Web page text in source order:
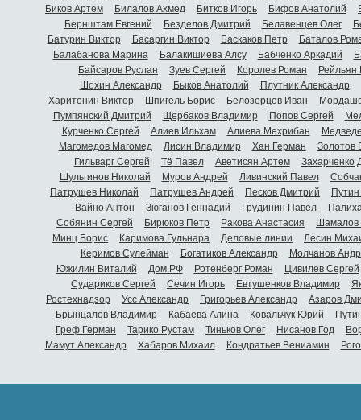
Биков Артем
Билалов Ахмед Битков Игорь Бифов Анатолий
Бернштам Евгений
Безделов Дмитрий Белавенцев Олег
Батурин Виктор
Басаргин Виктор Баскаков Петр
Баталов
Балабанова Марина
Балакишиева Алсу Бабченко Аркадий
Байсаров Руслан
Зуев Сергей Королев Роман
Шохин Александр
Быков Анатолий Плутник Александр
Харитонин Виктор
Шпигель Борис Белозерцев Иван
Пумпянский Дмитрий
Щербаков Владимир Попов Сергей
Курченко Сергей
Алиев Ильхам Алиева Мехрибан
Магомедов Магомед
Лисин Владимир Хан Герман
Золотов
Гильварг Сергей
Тё Павел Аветисян Артем
Захарченко
Шульгинов Николай
Муров Андрей Ливинский Павел
Патрушев Николай
Патрушев Андрей Песков Дмитрий
Вайно Антон
Зюганов Геннадий Грудинин Павел
Собянин Сергей
Бирюков Петр Ракова Анастасия
Шамалов
Минц Борис
Каримова Гульнара Деловые линии
Лесин
Керимов Сулейман
Богатиков Александр
Молчанов
Южилин Виталий
Дом.РФ Ротенберг Роман
Цивилев Сергей
Судариков Сергей
Сечин Игорь Евтушенков Владимир
Ростехнадзор
Усс Александр Григорьев Александр
Азаров
Брынцалов Владимир
Кабаева Алина Ковальчук Юрий
Греф Герман
Тарико Рустам Тиньков Олег Нисанов Год
Мамут Александр
Хабаров Михаил Кондратьев Вениамин